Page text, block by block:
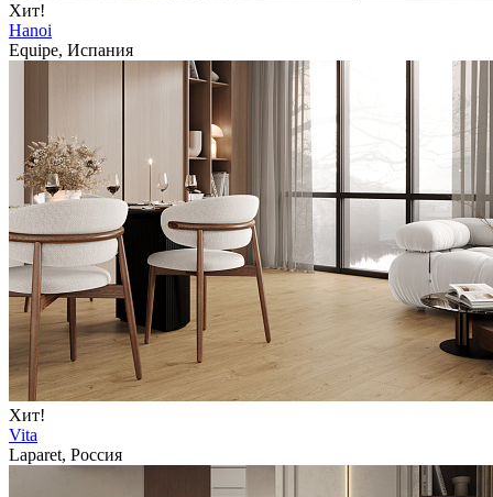
Хит!
Hanoi
Equipe, Испания
Хит!
Vita
Laparet, Россия